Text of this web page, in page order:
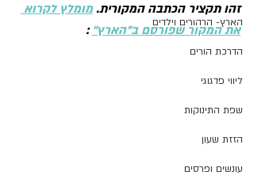
הארץ- הרהורים וילדים
הדרכת הורים
ליווי פדגוגי
שפת התינוקות
הזזת שעון
עונשים ופרסים
זהו תקציר הכתבה המקורית. מומלץ לקרוא
את המקור שפורסם ב"הארץ" :